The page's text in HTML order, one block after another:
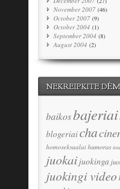
November 2007 (46)
October 2007 (9)
October 2004 (1)
September 2004 (8)
August 2004 (2)
NEKREIPKITE
baikosbajeriai
blogeriaicha
homoseksualaihumoras
juokaijuokinga
juokingi video